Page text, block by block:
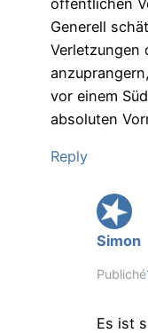
öffentlichen
Generell
Verletzungen
vor einem
absoluten
Reply
Simon
Publiché
Es ist